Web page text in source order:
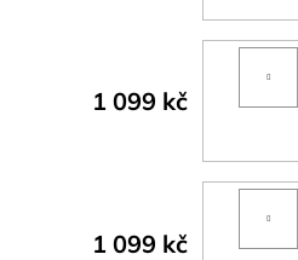
1 099 kč
1 099 kč